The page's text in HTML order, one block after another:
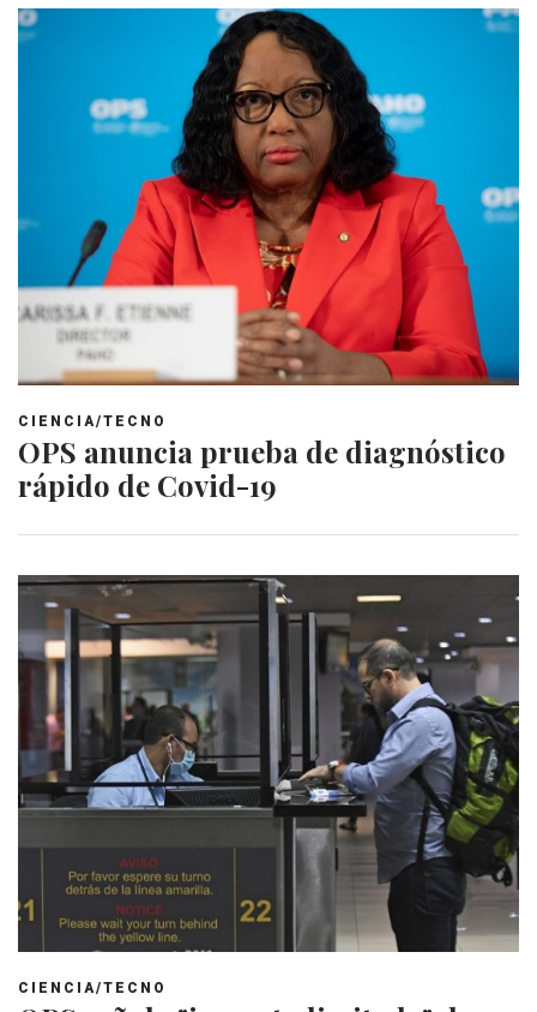
CIENCIA/TECNO
OPS anuncia prueba de diagnóstico
rápido de Covid-19
CIENCIA/TECNO